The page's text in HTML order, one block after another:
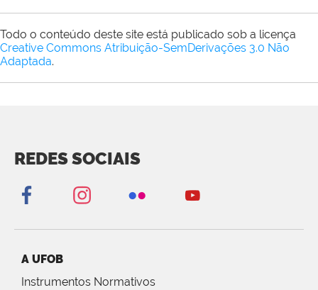
Todo o conteúdo deste site está publicado sob a licença
Creative Commons Atribuição-SemDerivações 3.0 Não
Adaptada.
REDES SOCIAIS
A UFOB
Instrumentos Normativos